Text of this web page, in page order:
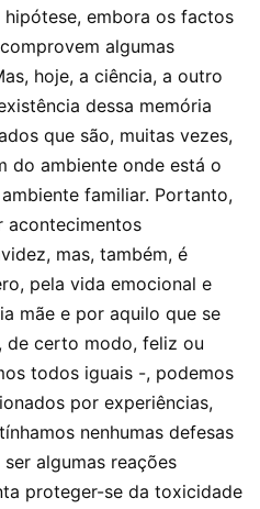
embora os factos
algumas
hoje, a ciência, a outro
dessa memória
que são, muitas vezes,
do ambiente onde está o
familiar. Portanto,
acontecimentos
mas, também, é
pela vida emocional e
mãe e por aquilo que se
de certo modo, feliz ou
todos iguais -, podemos
por experiências,
nenhumas defesas
algumas reações
proteger-se da toxicidade